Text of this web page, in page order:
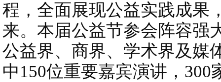
程，全面展现公益实践成果
来。本届公益节参会阵容强
公益界、商界、学术界及媒
中150位重要嘉宾演讲，